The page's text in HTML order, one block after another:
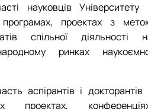
науковців Університету
програмах, проектах з
спільної діяльності
ринках
аспірантів і докторантів
проектах,